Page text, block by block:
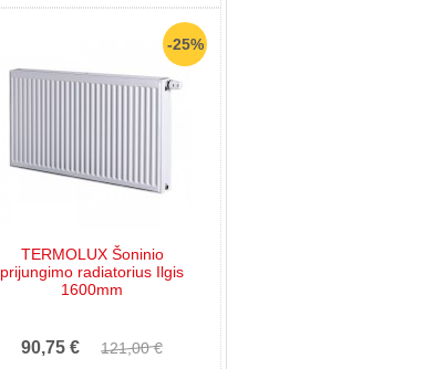
-25%
TERMOLUX Šoninio
prijungimo radiatorius Ilgis
1600mm
90,75 € 121,00 €